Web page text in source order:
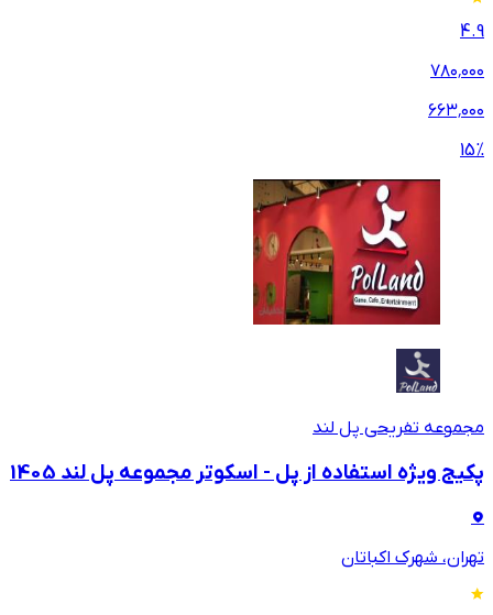
4.9
۷۸۰٬۰۰۰
۶۶۳٬۰۰۰
15%
مجموعه تفریحی پل لند
پکیج ویژه استفاده از پل - اسکوتر مجموعه پل لند 1405
تهران، شهرک اکباتان